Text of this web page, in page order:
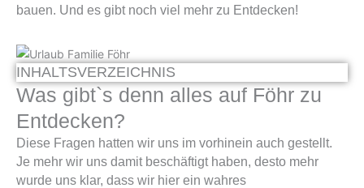
bauen. Und es gibt noch viel mehr zu Entdecken!
INHALTSVERZEICHNIS
Was gibt`s denn alles auf Föhr zu
Entdecken?
Diese Fragen hatten wir uns im vorhinein auch gestellt.
Je mehr wir uns damit beschäftigt haben, desto mehr
wurde uns klar, dass wir hier ein wahres